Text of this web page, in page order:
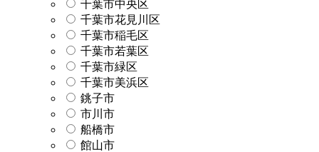
千葉市中央区
千葉市花見川区
千葉市稲毛区
千葉市若葉区
千葉市緑区
千葉市美浜区
銚子市
市川市
船橋市
館山市